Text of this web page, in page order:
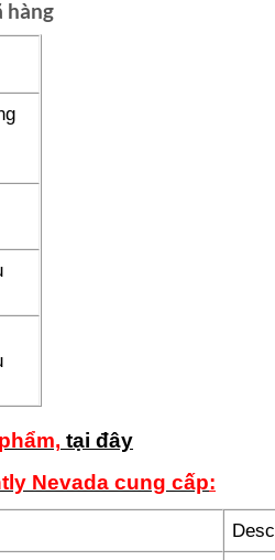
hàng
tại đây
Nevada cung cấp: